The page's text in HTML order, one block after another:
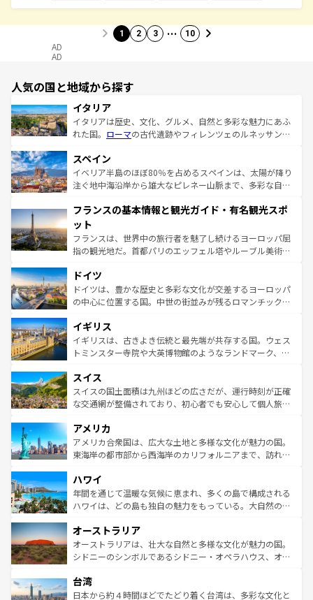
1 2 3 … 10
AD
AD
人気の国と地域から探す
イタリア
イタリアは歴史、文化、グルメ、自然と多彩な魅力にあふ
れた国。 ローマの古代遺跡やフィレンツェのルネッサンス
ろん、トスカーナの美しい田園風景やアマルフィ海岸の絶
景など、自然景観も見逃せない。観光の合間には、本場の
ピザやパスタなど、絶品のイタリア料理を堪能することも
ませてくれるイタリアで、忘れられない旅をしてみよう！
なお、新着のイタリア情報は
しい。
スペイン
イベリア半島のほぼ80％を占めるスペインは、太陽が降り
注ぐ地中海沿岸から雄大なピレネー山脈まで、多彩な自然
文化が根付くこの国では、情熱的なフラメンコ、熱気あふ
れる闘牛、そして美味しいタパスが生活の一部となってい
る。首都マドリードの洗練された雰囲気や、バルセロナの
アートに溢れた街角から、地方では古代ローマ遺跡や中世
せる。地方によって風土や気候が異なるスペインはその個
性で訪れる人を魅了する。 なお、新着のスペイン情報は コ
ンテンツ一覧を参照してほしい。
フランスの基本情報と観光ガイド・有名観光スポ
ット
フランスは、世界中の旅行者を魅了し続けるヨーロッパ屈
指の観光地だ。首都パリのエッフェル塔やルーブル美術館
で、幅広い魅力が詰まっている。華麗な宮殿、歴史的な大
聖堂、美しいビーチ、そして豊かな自然が、訪れる者を心
から魅了する。また、フランスは美食の国としても知ら
いる。シャンパンの発祥地であるランス、プロヴァンスの
香り高いラベンダー畑など、多彩な楽しみ方が可能だ。さ
らに、パリ以外の地域にも魅力が溢れており、どの街角に
れる地方に足を運ぶとそれぞれで全く異なる文化を体験で
きるだろう。 なお、新着のフランス情報はコンテンツ一覧
を参照してほしい。
ドイツ
ドイツは、豊かな歴史と多彩な文化が交差するヨーロッパ
の中心に位置する国。中世の街並みが残るロマンチック街
顔を持つこの国は、どこを歩いても飽きることがない。ベ
ルリンの文化的活気、バイエルン州のアルプスの絶景、そ
してライン川沿いのワイン畑といった風景は必見。ビール
は、お酒好きな人にはぜひ体験してほしい。 なお、新着の
ドイツ情報はコンテンツ一覧を参照してほしい。
イギリス
イギリスは、古きよき伝統と最先端が共存する国。ウェス
トミンスター寺院や大英博物館のようなランドマーク、歴
リアごとに異なる魅力がある。また、優雅なアフタヌーン
ティー、ビール好きにはたまらない英国パブ、サッカー観
戦など、本場だからこそできる体験も豊富。イギリスを旅
ンツ一覧を参照してほしい。
スイス
スイスの国土面積は九州ほどの広さだが、運行時刻が正確
な交通網が整備されており、初心者でも安心して個人旅行
の建物がそのまま残る町や、スイスならではのユニークな
博物館もあり、アルプス観光だけでなく町歩きも満喫する
ことができる。国民の所得が高いため物価も高いが、旅行
ば市内交通費無料で観光を楽しむこともできる。 なお、新
着のスイス情報はコンテンツ一覧 を参照してほしい。
アメリカ
アメリカ合衆国は、広大な土地と多様な文化が魅力の国。
東海岸の都市部から西海岸のカリフォルニアまで、訪れる
のような巨大都市は、観光、ショッピング、エンターテイ
ンメントが詰まった刺激的なスポットだ。一方、アメリカ
西部には大自然が広がり、グランドキャニオンやイエロー
部のニューオーリンズでは、音楽と美食が融合した独特の
文化が魅力。旅行者はアメリカの各地域で異なる魅力を楽
しみながら、その多様性と豊かな歴史を感じることができ
ならではの贅沢な旅のスタイルだ。 なお、新着のアメリカ
情報はコンテンツ一覧を参照してほしい。
ハワイ
年間を通じて温暖な気候に恵まれ、多くの島で構成される
ハワイは、どの島も独自の魅力をもっている。大自然の神
ワイ島は見逃せない。また、定番の観光地といえばオアフ
島だが、静かな自然を求めるならマウイ島やカウアイ島が
おすすめ。エメラルドグリーンに輝く海をはじめ、豊かな
れるおもてなしの心で訪れる人々を迎えてくれるハワイの
人々、おいしいローカルフードやハワイアンミュージッ
オーストラリア
オーストラリアは、壮大な自然と多様な文化が魅力の国。
シドニーのシンボルであるシドニー・オペラハウス、オー
リアリーフや大陸中央部にそびえるウルル（エアーズロッ
ク）、タスマニアの美しい原生林やケアンズの熱帯雨林な
台湾
日本から約４時間ほどでたどり着く台湾は、多彩な文化と